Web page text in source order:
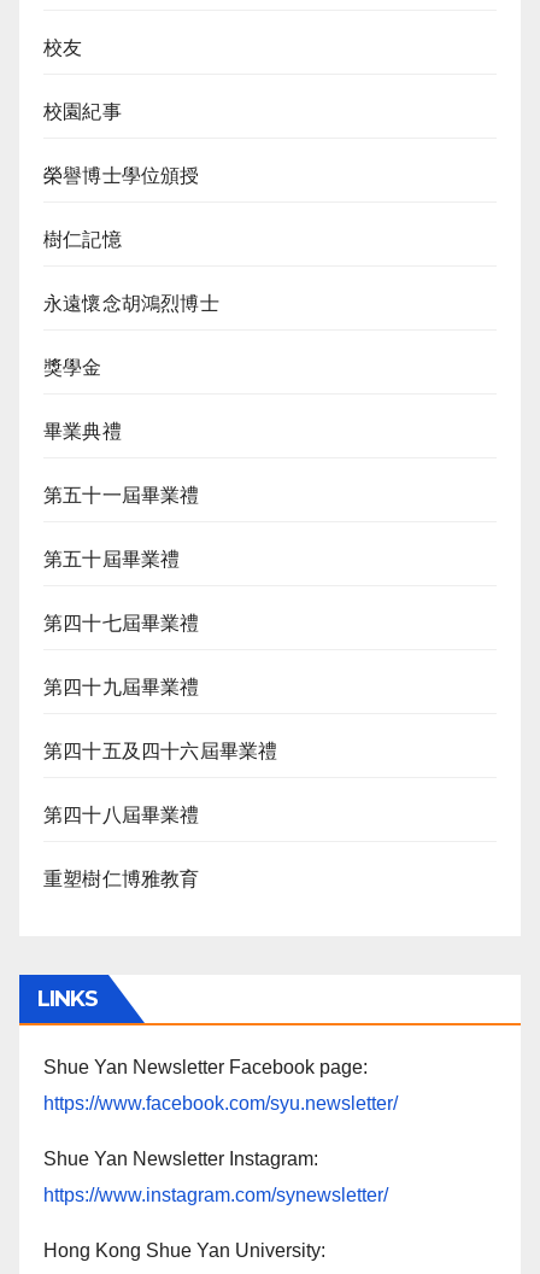
校友
校園紀事
榮譽博士學位頒授
樹仁記憶
永遠懷念胡鴻烈博士
獎學金
畢業典禮
第五十一屆畢業禮
第五十屆畢業禮
第四十七屆畢業禮
第四十九屆畢業禮
第四十五及四十六屆畢業禮
第四十八屆畢業禮
重塑樹仁博雅教育
LINKS
Shue Yan Newsletter Facebook page:
https://www.facebook.com/syu.newsletter/
Shue Yan Newsletter Instagram:
https://www.instagram.com/synewsletter/
Hong Kong Shue Yan University: